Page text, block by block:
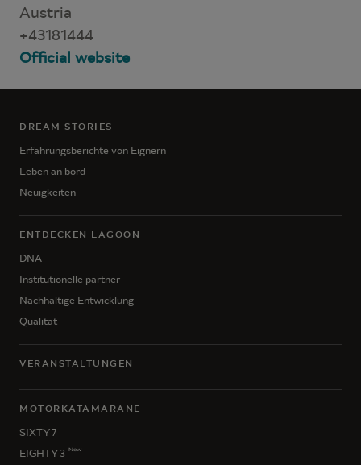
Austria
+43181444
Official website
DREAM STORIES
Erfahrungsberichte von Eignern
Leben an bord
Neuigkeiten
ENTDECKEN LAGOON
DNA
Institutionelle partner
Nachhaltige Entwicklung
Qualität
VERANSTALTUNGEN
MOTORKATAMARANE
SIXTY 7
EIGHTY 3 New